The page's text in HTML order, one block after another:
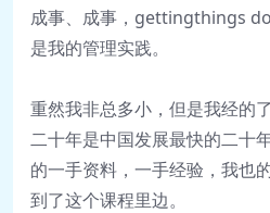
成事、成事，gettingthings
是我的管理实践。
重然我非总多小，但是我经的
二十年是中国发展最快的二十
的一手资料，一手经验，我也
到了这个课程里边。